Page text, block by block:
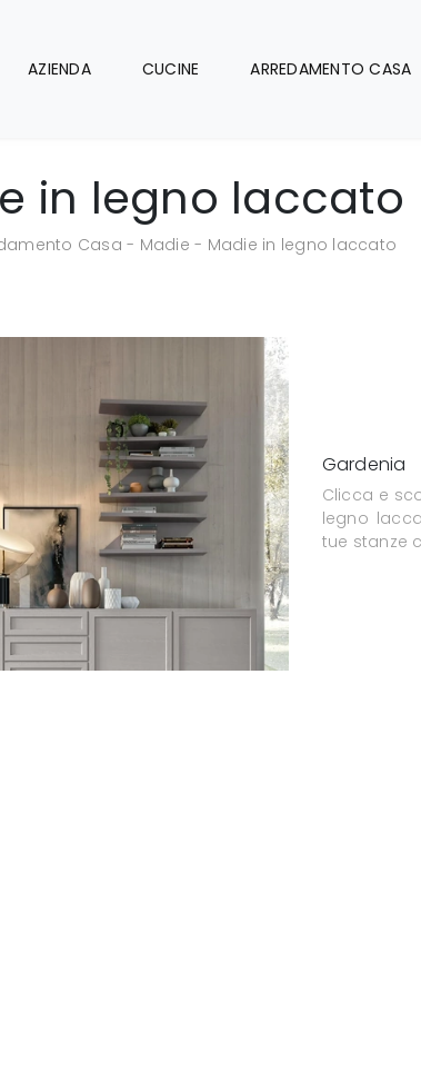
AZIENDA CUCINE ARREDAMENTO CASA
in legno laccato
Casa - Madie - Madie in legno laccato
Gardenia
Clicca e
legno
tue stanze